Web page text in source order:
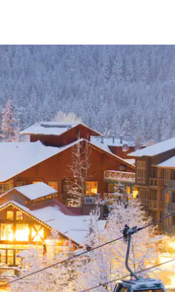
ワイプして検索結果を確認すること